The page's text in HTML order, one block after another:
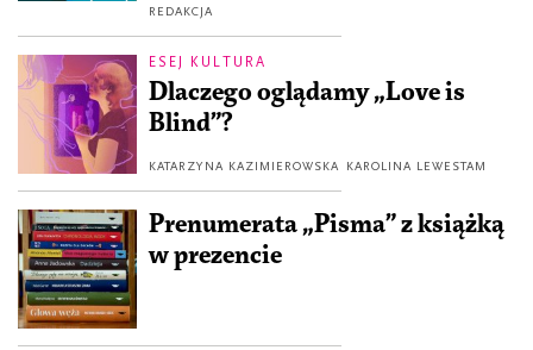
REDAKCJA
ESEJ KULTURA
Dlaczego oglądamy „Love is
Blind”?
KATARZYNA KAZIMIEROWSKA KAROLINA LEWESTAM
Prenumerata „Pisma” z książką
w prezencie